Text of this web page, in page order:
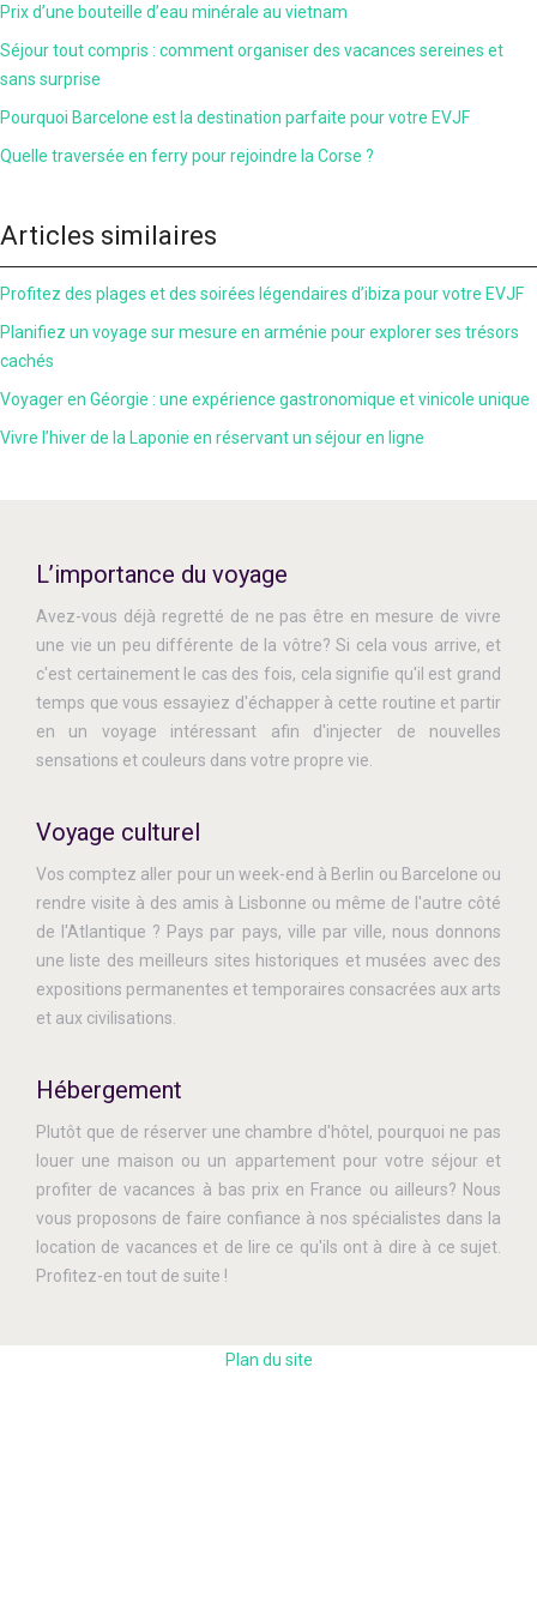
Prix d’une bouteille d’eau minérale au vietnam
Séjour tout compris : comment organiser des vacances sereines et
sans surprise
Pourquoi Barcelone est la destination parfaite pour votre EVJF
Quelle traversée en ferry pour rejoindre la Corse ?
Articles similaires
Profitez des plages et des soirées légendaires d’ibiza pour votre EVJF
Planifiez un voyage sur mesure en arménie pour explorer ses trésors
cachés
Voyager en Géorgie : une expérience gastronomique et vinicole unique
Vivre l’hiver de la Laponie en réservant un séjour en ligne
L’importance du voyage
Avez-vous déjà regretté de ne pas être en mesure de vivre
une vie un peu différente de la vôtre? Si cela vous arrive, et
c'est certainement le cas des fois, cela signifie qu'il est grand
temps que vous essayiez d'échapper à cette routine et partir
en un voyage intéressant afin d'injecter de nouvelles
sensations et couleurs dans votre propre vie.
Voyage culturel
Vos comptez aller pour un week-end à Berlin ou Barcelone ou
rendre visite à des amis à Lisbonne ou même de l'autre côté
de l'Atlantique ? Pays par pays, ville par ville, nous donnons
une liste des meilleurs sites historiques et musées avec des
expositions permanentes et temporaires consacrées aux arts
et aux civilisations.
Hébergement
Plutôt que de réserver une chambre d'hôtel, pourquoi ne pas
louer une maison ou un appartement pour votre séjour et
profiter de vacances à bas prix en France ou ailleurs? Nous
vous proposons de faire confiance à nos spécialistes dans la
location de vacances et de lire ce qu'ils ont à dire à ce sujet.
Profitez-en tout de suite !
Plan du site